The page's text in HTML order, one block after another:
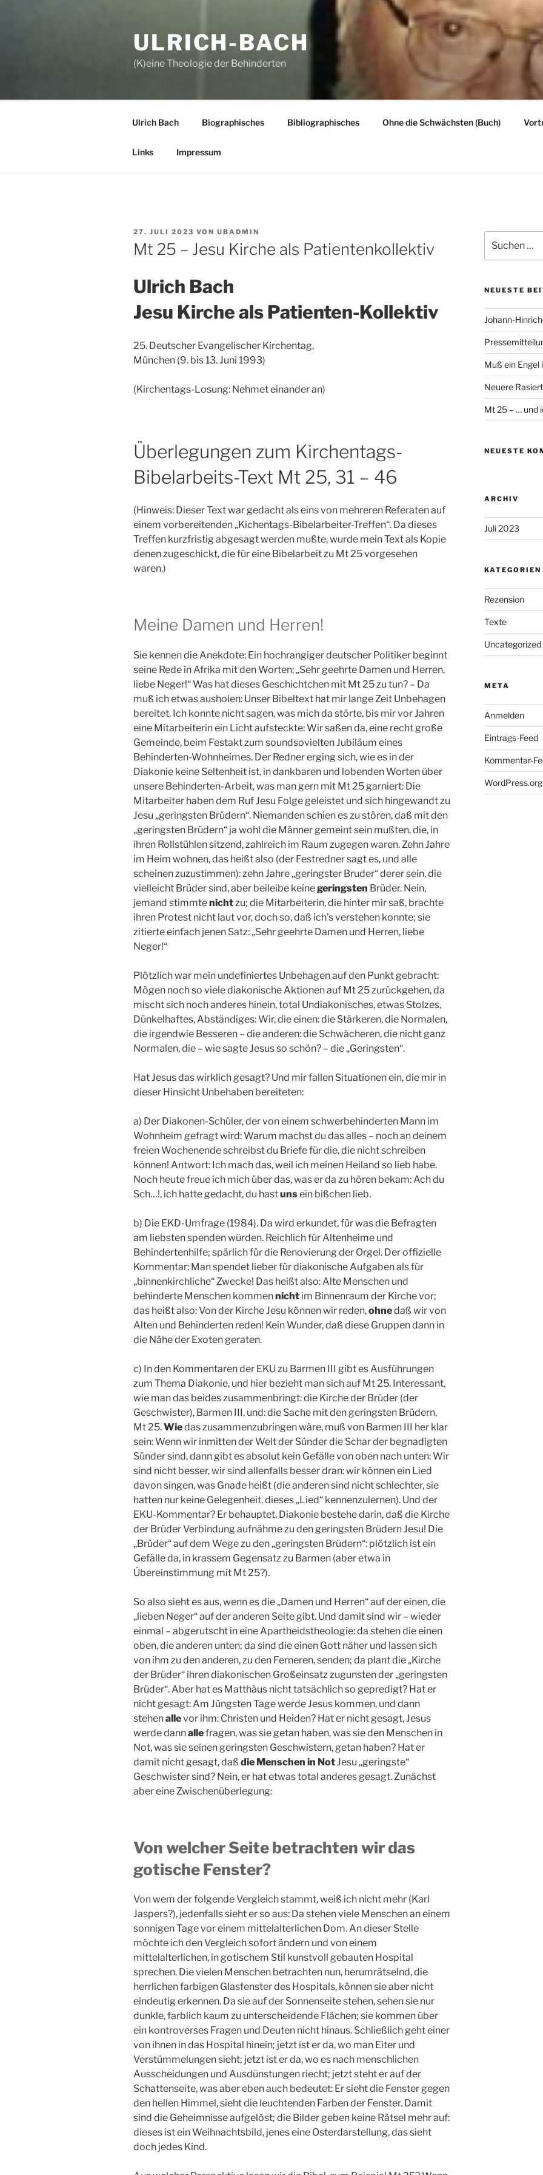
ULRICH-BACH
(K)eine Theologie der Behinderten
Ulrich Bach Biographisches Bibliographisches Ohne die Schwächsten (Buch)
Links Impressum
VERÖFFENTLICHT
AM
27. JULI 2023 VON UBADMIN
Mt 25 – Jesu Kirche als Patientenkollektiv
Ulrich Bach
Jesu Kirche als Patienten-Kollektiv
25. Deutscher Evangelischer Kirchentag,
München (9. bis 13. Juni 1993)
(Kirchentags-Losung: Nehmet einander an)
Überlegungen zum Kirchentags-
Bibelarbeits-Text Mt 25, 31 – 46
(Hinweis: Dieser Text war gedacht als eins von mehreren Referaten auf
einem vorbereitenden „Kichentags-Bibelarbeiter-Treffen“. Da dieses
Treffen kurzfristig abgesagt werden mußte, wurde mein Text als Kopie
denen zugeschickt, die für eine Bibelarbeit zu Mt 25 vorgesehen
waren.)
Meine Damen und Herren!
Sie kennen die Anekdote: Ein hochrangiger deutscher Politiker beginnt
seine Rede in Afrika mit den Worten: „Sehr geehrte Damen und Herren,
liebe Neger!“ Was hat dieses Geschichtchen mit Mt 25 zu tun? – Da
muß ich etwas ausholen: Unser Bibeltext hat mir lange Zeit Unbehagen
bereitet. Ich konnte nicht sagen, was mich da störte, bis mir vor Jahren
eine Mitarbeiterin ein Licht aufsteckte: Wir saßen da, eine recht große
Gemeinde, beim Festakt zum soundsovielten Jubiläum eines
Behinderten-Wohnheimes. Der Redner erging sich, wie es in der
Diakonie keine Seltenheit ist, in dankbaren und lobenden Worten über
unsere Behinderten-Arbeit, was man gern mit Mt 25 garniert: Die
Mitarbeiter haben dem Ruf Jesu Folge geleistet und sich hingewandt zu
Jesu „geringsten Brüdern“. Niemanden schien es zu stören, daß mit den
„geringsten Brüdern“ ja wohl die Männer gemeint sein mußten, die, in
ihren Rollstühlen sitzend, zahlreich im Raum zugegen waren. Zehn Jahre
im Heim wohnen, das heißt also (der Festredner sagt es, und alle
scheinen zuzustimmen): zehn Jahre „geringster Bruder“ derer sein, die
vielleicht Brüder sind, aber beileibe keinegeringsten Brüder. Nein,
jemand stimmtenicht zu; die Mitarbeiterin, die hinter mir saß, brachte
ihren Protest nicht laut vor, doch so, daß ich’s verstehen konnte; sie
zitierte einfach jenen Satz: „Sehr geehrte Damen und Herren, liebe
Neger!“
Plötzlich war mein undefiniertes Unbehagen auf den Punkt gebracht:
Mögen noch so viele diakonische Aktionen auf Mt 25 zurückgehen, da
mischt sich noch anderes hinein, total Undiakonisches, etwas Stolzes,
Dünkelhaftes, Abständiges: Wir, die einen: die Stärkeren, die Normalen,
die irgendwie Besseren – die anderen: die Schwächeren, die nicht ganz
Normalen, die – wie sagte Jesus so schön? – die „Geringsten“.
Hat Jesus das wirklich gesagt? Und mir fallen Situationen ein, die mir in
dieser Hinsicht Unbehaben bereiteten:
a) Der Diakonen-Schüler, der von einem schwerbehinderten Mann im
Wohnheim gefragt wird: Warum machst du das alles – noch an deinem
freien Wochenende schreibst du Briefe für die, die nicht schreiben
können! Antwort: Ich mach das, weil ich meinen Heiland so lieb habe.
Noch heute freue ich mich über das, was er da zu hören bekam: Ach du
Sch…!, ich hatte gedacht, du hastunsein bißchen lieb.
b) Die EKD-Umfrage (1984). Da wird erkundet, für was die Befragten
am liebsten spenden würden. Reichlich für Altenheime und
Behindertenhilfe; spärlich für die Renovierung der Orgel. Der offizielle
Kommentar: Man spendet lieber für diakonische Aufgaben als für
„binnenkirchliche“ Zwecke! Das heißt also: Alte Menschen und
behinderte Menschen kommennicht im Binnenraum der Kirche vor;
das heißt also: Von der Kirche Jesu können wir reden,ohnedaß wir von
Alten und Behinderten reden! Kein Wunder, daß diese Gruppen dann in
die Nähe der Exoten geraten.
c) In den Kommentaren der EKU zu Barmen III gibt es Ausführungen
zum Thema Diakonie, und hier bezieht man sich auf Mt 25. Interessant,
wie man das beides zusammenbringt: die Kirche der Brüder (der
Geschwister), Barmen III, und: die Sache mit den geringsten Brüdern,
Mt 25.Wiedas zusammenzubringen wäre, muß von Barmen III her klar
sein: Wenn wir inmitten der Welt der Sünder die Schar der begnadigten
Sünder sind, dann gibt es absolut kein Gefälle von oben nach unten: Wir
sind nicht besser, wir sind allenfalls besser dran: wir können ein Lied
davon singen, was Gnade heißt (die anderen sind nicht schlechter, sie
hatten nur keine Gelegenheit, dieses „Lied“ kennenzulernen). Und der
EKU-Kommentar? Er behauptet, Diakonie bestehe darin, daß die Kirche
der Brüder Verbindung aufnähme zu den geringsten Brüdern Jesu! Die
„Brüder“ auf dem Wege zu den „geringsten Brüdern“: plötzlich ist ein
Gefälle da, in krassem Gegensatz zu Barmen (aber etwa in
Übereinstimmung mit Mt 25?).
So also sieht es aus, wenn es die „Damen und Herren“ auf der einen, die
„lieben Neger“ auf der anderen Seite gibt. Und damit sind wir – wieder
einmal – abgerutscht in eine Apartheidstheologie: da stehen die einen
oben, die anderen unten; da sind die einen Gott näher und lassen sich
von ihm zu den anderen, zu den Ferneren, senden; da plant die „Kirche
der Brüder“ ihren diakonischen Großeinsatz zugunsten der „geringsten
Brüder“. Aber hat es Matthäus nicht tatsächlich so gepredigt? Hat er
nicht gesagt: Am Jüngsten Tage werde Jesus kommen, und dann
stehenallevor ihm: Christen und Heiden? Hat er nicht gesagt, Jesus
werde dannallefragen, was sie getan haben, was sie den Menschen in
Not, was sie seinen geringsten Geschwistern, getan haben? Hat er
damit nicht gesagt, daß die Menschen in Not Jesu „geringste“
Geschwister sind? Nein, er hat etwas total anderes gesagt. Zunächst
aber eine Zwischenüberlegung:
Von welcher Seite betrachten wir das
gotische Fenster?
Von wem der folgende Vergleich stammt, weiß ich nicht mehr (Karl
Jaspers?), jedenfalls sieht er so aus: Da stehen viele Menschen an einem
sonnigen Tage vor einem mittelalterlichen Dom. An dieser Stelle
möchte ich den Vergleich sofort ändern und von einem
mittelalterlichen, in gotischem Stil kunstvoll gebauten Hospital
sprechen. Die vielen Menschen betrachten nun, herumrätselnd, die
herrlichen farbigen Glasfenster des Hospitals, können sie aber nicht
eindeutig erkennen. Da sie auf der Sonnenseite stehen, sehen sie nur
dunkle, farblich kaum zu unterscheidende Flächen; sie kommen über
ein kontroverses Fragen und Deuten nicht hinaus. Schließlich geht einer
von ihnen in das Hospital hinein; jetzt ist er da, wo man Eiter und
Verstümmelungen sieht; jetzt ist er da, wo es nach menschlichen
Ausscheidungen und Ausdünstungen riecht; jetzt steht er auf der
Schattenseite, was aber eben auch bedeutet: Er sieht die Fenster gegen
den hellen Himmel, sieht die leuchtenden Farben der Fenster. Damit
sind die Geheimnisse aufgelöst; die Bilder geben keine Rätsel mehr auf:
dieses ist ein Weihnachtsbild, jenes eine Osterdarstellung, das sieht
doch jedes Kind.
nach:
NEUESTE
Johann-
Muß ein Engel
Neuere
Mt 25 – … und
NEUESTE
ARCHIV
Juli 2023
KATEGORIEN
Rezension
Texte
Uncategorized
META
Anmelden
Eintrags-Feed
Kommentar-
WordPress.org